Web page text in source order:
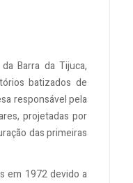
Barra da Tijuca,
batizados de
responsável pela
projetadas por
das primeiras
em 1972 devido a